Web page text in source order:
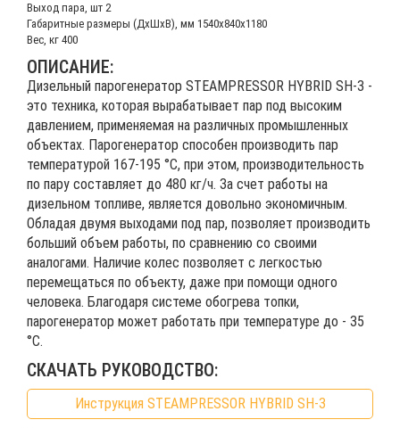
Выход пара, шт 2
Габаритные размеры (ДхШхВ), мм 1540х840х1180
Вес, кг 400
ОПИСАНИЕ:
Дизельный парогенератор STEAMPRESSOR HYBRID SH-3 -
это техника, которая вырабатывает пар под высоким
давлением, применяемая на различных промышленных
объектах. Парогенератор способен производить пар
температурой 167-195 °С, при этом, производительность
по пару составляет до 480 кг/ч. За счет работы на
дизельном топливе, является довольно экономичным.
Обладая двумя выходами под пар, позволяет производить
больший объем работы, по сравнению со своими
аналогами. Наличие колес позволяет с легкостью
перемещаться по объекту, даже при помощи одного
человека. Благодаря системе обогрева топки,
парогенератор может работать при температуре до - 35
°С.
СКАЧАТЬ РУКОВОДСТВО:
Инструкция STEAMPRESSOR HYBRID SH-3